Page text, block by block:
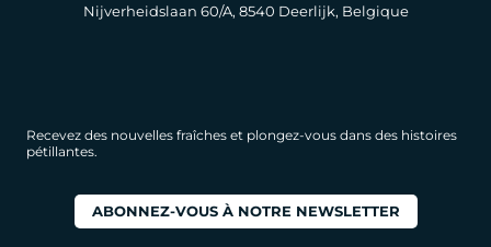
Nijverheidslaan 60/A, 8540 Deerlijk, Belgique
Recevez des nouvelles fraîches et plongez-vous dans des histoires
pétillantes.
ABONNEZ-VOUS À NOTRE NEWSLETTER